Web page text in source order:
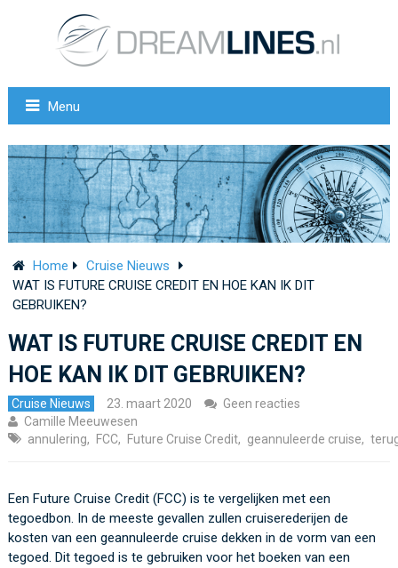
Menu
Home
Cruise Nieuws
WAT IS FUTURE CRUISE CREDIT EN HOE KAN IK DIT
GEBRUIKEN?
WAT IS FUTURE CRUISE CREDIT EN
HOE KAN IK DIT GEBRUIKEN?
Cruise Nieuws 23. maart 2020
Geen reacties
Camille Meeuwesen
annulering, FCC, Future Cruise Credit, geannuleerde cruise,
Een Future Cruise Credit (FCC) is te vergelijken met een
tegoedbon. In de meeste gevallen zullen cruiserederijen de
kosten van een geannuleerde cruise dekken in de vorm van een
tegoed. Dit tegoed is te gebruiken voor het boeken van een